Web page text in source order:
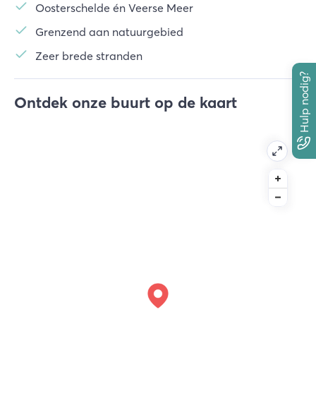
Hulp nodig?
Oosterschelde én Veerse Meer
Grenzend aan natuurgebied
Zeer brede stranden
Ontdek onze buurt op de kaart